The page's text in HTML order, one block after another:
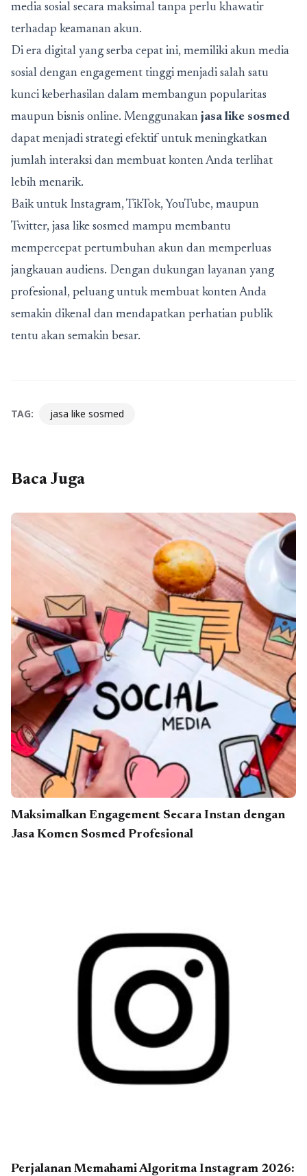
media sosial secara maksimal tanpa perlu khawatir
terhadap keamanan akun.
Di era digital yang serba cepat ini, memiliki akun media
sosial dengan engagement tinggi menjadi salah satu
kunci keberhasilan dalam membangun popularitas
maupun bisnis online. Menggunakan jasa like sosmed
dapat menjadi strategi efektif untuk meningkatkan
jumlah interaksi dan membuat konten Anda terlihat
lebih menarik.
Baik untuk Instagram, TikTok, YouTube, maupun
Twitter, jasa like sosmed mampu membantu
mempercepat pertumbuhan akun dan memperluas
jangkauan audiens. Dengan dukungan layanan yang
profesional, peluang untuk membuat konten Anda
semakin dikenal dan mendapatkan perhatian publik
tentu akan semakin besar.
TAG: jasa like sosmed
Baca Juga
Maksimalkan Engagement Secara Instan dengan
Jasa Komen Sosmed Profesional
Perjalanan Memahami Algoritma Instagram 2026: